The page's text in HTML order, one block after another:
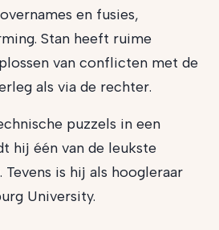
en fusies,
Stan heeft ruime
van conflicten met de
als via de rechter.
puzzels in een
hij één van de leukste
is hij als hoogleraar
University.